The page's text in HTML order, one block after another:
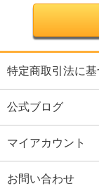
特定商取引法に基
公式ブログ
マイアカウント
お問い合わせ